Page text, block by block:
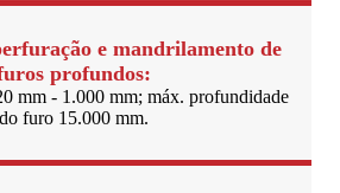
e mandrilamento de
profundos:
mm - 1.000 mm; máx. profundidade
do furo 15.000 mm.